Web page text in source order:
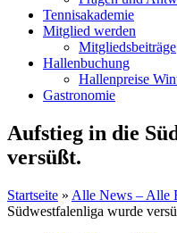
Tennisakademie
Mitglied werden
Mitgliedsbeiträge
Hallenbuchung
Hallenpreise
Gastronomie
Aufstieg in die
versüßt.
Startseite » Alle News – Alle
Südwestfalenliga wurde